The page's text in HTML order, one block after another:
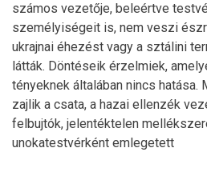
számos vezetője, beleértve
személyiségeit is, nem veszi
ukrajnai éhezést vagy a sztálini
látták. Döntéseik érzelmiek,
tényeknek általában nincs hatása.
zajlik a csata, a hazai ellenzék
felbujtók, jelentéktelen
unokatestvérként emlegetett